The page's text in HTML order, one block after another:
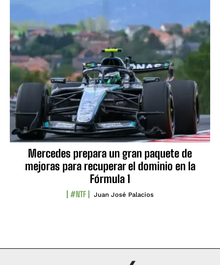
Mercedes prepara un gran paquete de
mejoras para recuperar el dominio en la
Fórmula 1
#NTF Juan José Palacios